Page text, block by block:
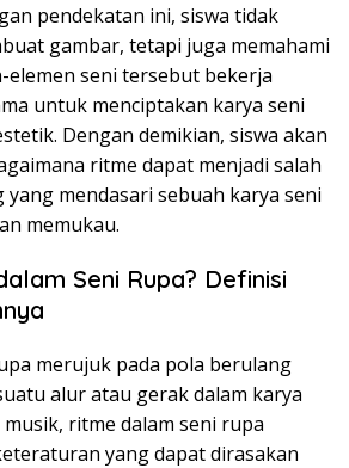
pendekatan ini, siswa tidak
gambar, tetapi juga memahami
elemen seni tersebut bekerja
untuk menciptakan karya seni
Dengan demikian, siswa akan
ritme dapat menjadi salah
mendasari sebuah karya seni
memukau.
Seni Rupa? Definisi
merujuk pada pola berulang
alur atau gerak dalam karya
ritme dalam seni rupa
yang dapat dirasakan